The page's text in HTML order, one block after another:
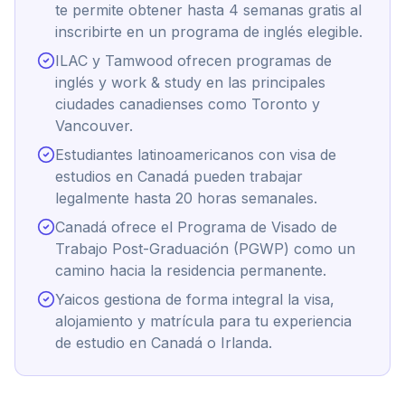
te permite obtener hasta 4 semanas gratis al
inscribirte en un programa de inglés elegible.
ILAC y Tamwood ofrecen programas de
inglés y work & study en las principales
ciudades canadienses como Toronto y
Vancouver.
Estudiantes latinoamericanos con visa de
estudios en Canadá pueden trabajar
legalmente hasta 20 horas semanales.
Canadá ofrece el Programa de Visado de
Trabajo Post-Graduación (PGWP) como un
camino hacia la residencia permanente.
Yaicos gestiona de forma integral la visa,
alojamiento y matrícula para tu experiencia
de estudio en Canadá o Irlanda.